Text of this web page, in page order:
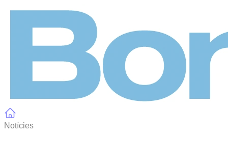
Notícies